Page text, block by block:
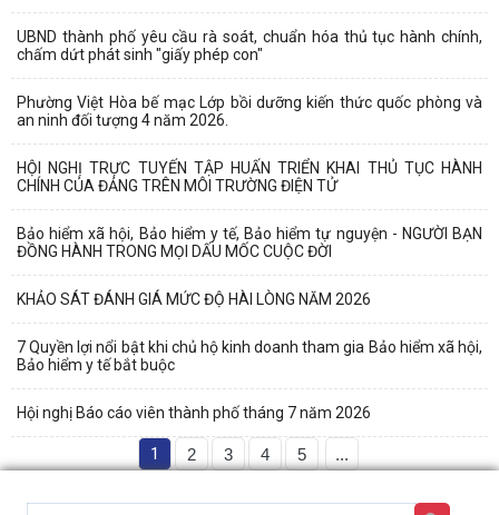
UBND thành phố yêu cầu rà soát, chuẩn hóa thủ tục hành chính,
chấm dứt phát sinh "giấy phép con"
Phường Việt Hòa bế mạc Lớp bồi dưỡng kiến thức quốc phòng và
an ninh đối tượng 4 năm 2026.
HỘI NGHỊ TRỰC TUYẾN TẬP HUẤN TRIỂN KHAI THỦ TỤC HÀNH
CHÍNH CỦA ĐẢNG TRÊN MÔI TRƯỜNG ĐIỆN TỬ
Bảo hiểm xã hội, Bảo hiểm y tế, Bảo hiểm tự nguyện - NGƯỜI BẠN
ĐỒNG HÀNH TRONG MỌI DẤU MỐC CUỘC ĐỜI
KHẢO SÁT ĐÁNH GIÁ MỨC ĐỘ HÀI LÒNG NĂM 2026
7 Quyền lợi nổi bật khi chủ hộ kinh doanh tham gia Bảo hiểm xã hội,
Bảo hiểm y tế bắt buộc
Hội nghị Báo cáo viên thành phố tháng 7 năm 2026
1 2 3 4 5 ...